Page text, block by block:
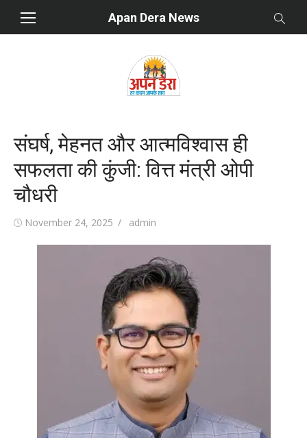
Apan Dera News
संघर्ष, मेहनत और आत्मविश्वास ही
सफलता की कुंजी: वित्त मंत्री ओपी
चौधरी
Posted
November 24, 2025 Author
admin